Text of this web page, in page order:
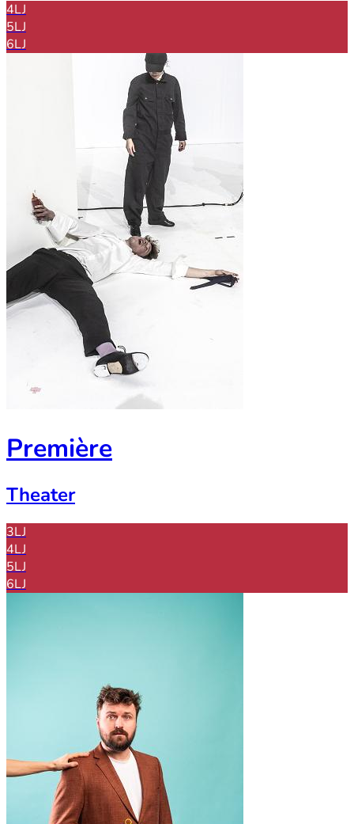
4LJ
5LJ
6LJ
Première
Theater
3LJ
4LJ
5LJ
6LJ